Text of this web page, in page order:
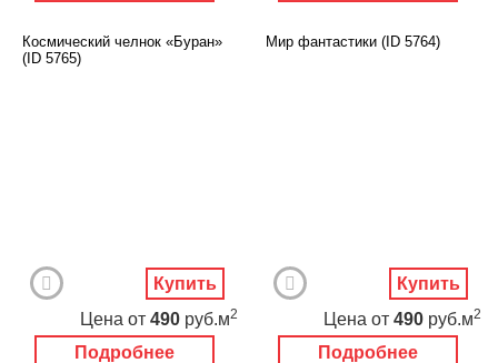
Космический челнок «Буран»
(ID 5765)
Подробнее
Цена от 490 руб.м2
Купить
Мир фантастики (ID 5764)
Подробнее
Цена от 490 руб.м2
Купить